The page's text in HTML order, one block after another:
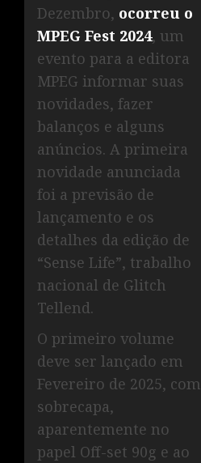
Dezembro, ocorreu o
MPEG Fest 2024, um
evento para a editora
MPEG informar suas
novidades, fazer
balanços e alguns
anúncios. A primeira
novidade anunciada
foi a previsão de
lançamento e os
detalhes da edição de
“Sense Life”, trabalho
nacional de Glitch
Tellend.
O primeiro volume
deve ser lançado em
Fevereiro de 2025, com
sobrecapa,
aparentemente no
papel Off-set 90g e ao